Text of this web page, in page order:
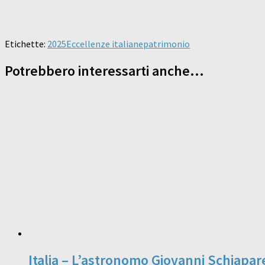
Etichette: 2025Eccellenze italianepatrimonio
Potrebbero interessarti anche...
Italia – L’astronomo Giovanni